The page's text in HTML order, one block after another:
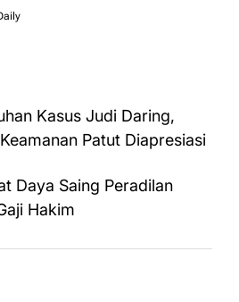
Kasus Judi Daring,
Patut Diapresiasi
Daya Saing Peradilan
Hakim